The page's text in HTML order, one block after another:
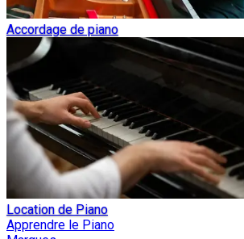
Accordage de piano
Location de Piano
Apprendre le Piano